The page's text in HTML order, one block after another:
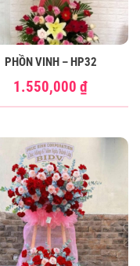
PHỒN VINH – HP32
1.550,000 ₫